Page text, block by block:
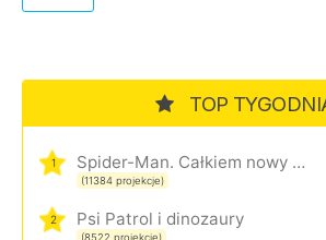
TOP
1 Spider-Man. Całkiem nowy dzień
(11384 projekcje)
2 Psi Patrol i dinozaury
(8522 projekcje)